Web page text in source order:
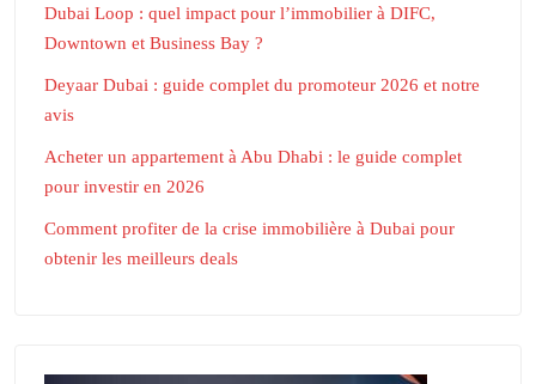
Dubai Loop : quel impact pour l’immobilier à DIFC,
Downtown et Business Bay ?
Deyaar Dubai : guide complet du promoteur 2026 et notre
avis
Acheter un appartement à Abu Dhabi : le guide complet
pour investir en 2026
Comment profiter de la crise immobilière à Dubai pour
obtenir les meilleurs deals